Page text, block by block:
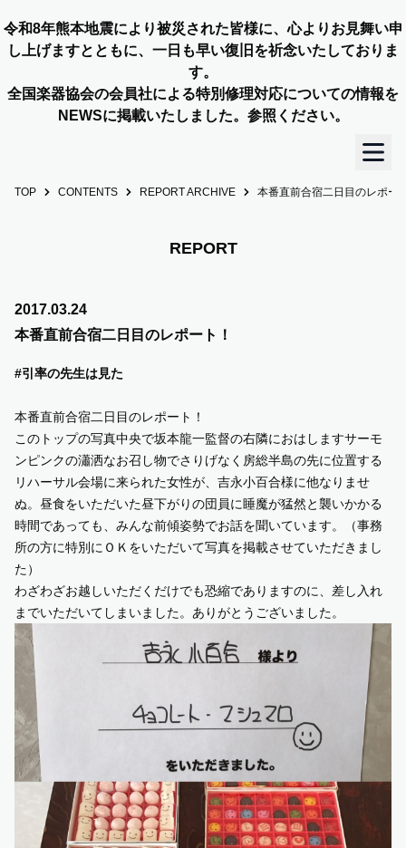
令和8年熊本地震により被災された皆様に、心よりお見舞い申
し上げますとともに、一日も早い復旧を祈念いたしておりま
す。
全国楽器協会の会員社による特別修理対応についての情報を
NEWSに掲載いたしました。参照ください。
TOP
OUR STORY
SUPPORT US
COMMUNITY
CONTENTS
JP / EN
TOP CONTENTS REPORT ARCHIVE 本番直前合宿二日目のレポー
REPORT
2017.03.24
本番直前合宿二日目のレポート！
#引率の先生は見た
本番直前合宿二日目のレポート！
このトップの写真中央で坂本龍一監督の右隣におはしますサーモ
ンピンクの瀟洒なお召し物でさりげなく房総半島の先に位置する
リハーサル会場に来られた女性が、吉永小百合様に他なりませ
ぬ。昼食をいただいた昼下がりの団員に睡魔が猛然と襲いかかる
時間であっても、みんな前傾姿勢でお話を聞いています。（事務
所の方に特別にＯＫをいただいて写真を掲載させていただきまし
た）
わざわざお越しいただくだけでも恐縮でありますのに、差し入れ
までいただいてしまいました。ありがとうございました。